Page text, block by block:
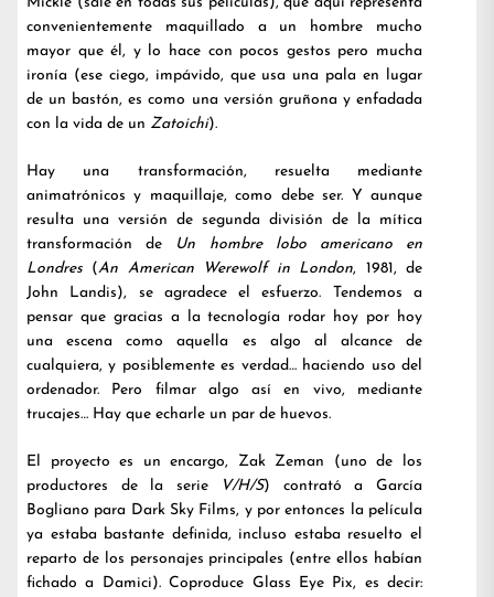
convenientemente maquillado a un hombre mucho
mayor que él, y lo hace con pocos gestos pero mucha
ironía (ese ciego, impávido, que usa una pala en lugar
de un bastón, es como una versión gruñona y enfadada
con la vida de un Zatoichi).
Hay una transformación, resuelta mediante
animatrónicos y maquillaje, como debe ser. Y aunque
resulta una versión de segunda división de la mítica
transformación de
Un hombre lobo americano en
Londres (An American Werewolf in London, 1981, de
John Landis), se agradece el esfuerzo. Tendemos a
pensar que gracias a la tecnología rodar hoy por hoy
una escena como aquella es algo al alcance de
cualquiera, y posiblemente es verdad… haciendo uso del
ordenador. Pero filmar algo así en vivo, mediante
trucajes… Hay que echarle un par de huevos.
El proyecto es un encargo, Zak Zeman (uno de los
productores de la serie
V/H/S) contrató a García
Bogliano para Dark Sky Films, y por entonces la película
ya estaba bastante definida, incluso estaba resuelto el
reparto de los personajes principales (entre ellos habían
fichado a Damici). Coproduce Glass Eye Pix, es decir: